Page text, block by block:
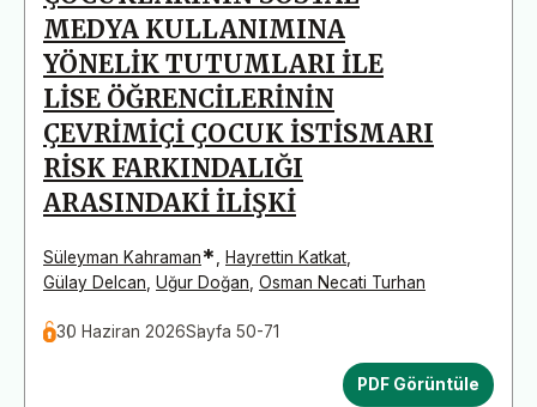
MEDYA KULLANIMINA
YÖNELİK TUTUMLARI İLE
LİSE ÖĞRENCİLERİNİN
ÇEVRİMİÇİ ÇOCUK İSTİSMARI
RİSK FARKINDALIĞI
ARASINDAKİ İLİŞKİ
Süleyman Kahraman* Hayrettin Katkat
Gülay Delcan Uğur Doğan Osman Necati Turhan
30 Haziran 2026Sayfa 50-71
PDF Görüntüle